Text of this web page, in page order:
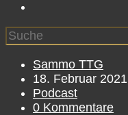
Beitrags-
Autor:
Sammo TTG
Beitrag
veröffentlicht:
18. Februar 2021
Beitrags-
Kategorie:
Podcast
Beitrags-
0 Kommentare